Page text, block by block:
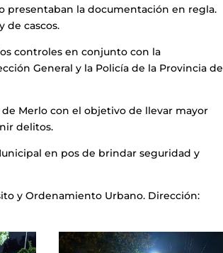
presentaban la documentación en regla.
de cascos.
controles en conjunto con la
General y la Policía de la Provincia de
Merlo con el objetivo de llevar mayor
delitos.
en pos de brindar seguridad y
y Ordenamiento Urbano. Dirección: